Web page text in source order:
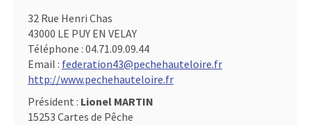
32 Rue Henri Chas
43000 LE PUY EN VELAY
Téléphone : 04.71.09.09.44
Email : federation43@pechehauteloire.fr
http://www.pechehauteloire.fr
Président : Lionel MARTIN
15253 Cartes de Pêche